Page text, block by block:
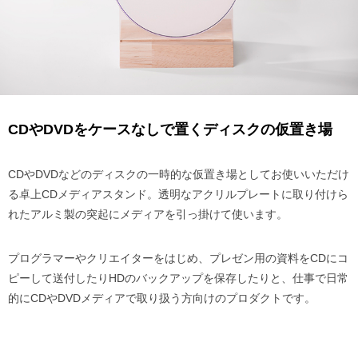
CDやDVDをケースなしで置くディスクの仮置き場
CDやDVDなどのディスクの一時的な仮置き場としてお使いいただけ
る卓上CDメディアスタンド。透明なアクリルプレートに取り付けら
れたアルミ製の突起にメディアを引っ掛けて使います。
プログラマーやクリエイターをはじめ、プレゼン用の資料をCDにコ
ピーして送付したりHDのバックアップを保存したりと、仕事で日常
的にCDやDVDメディアで取り扱う方向けのプロダクトです。